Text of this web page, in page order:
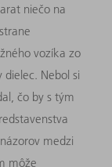
niečo na
vozíka zo
Nebol si
čo by s tým
medzi
môže